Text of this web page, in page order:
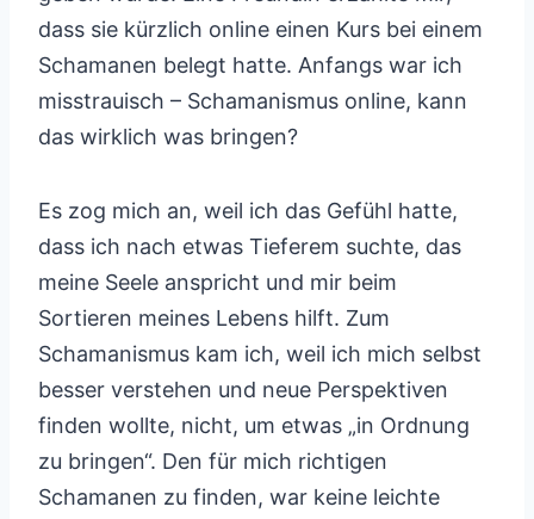
dass sie kürzlich online einen Kurs bei einem
Schamanen belegt hatte. Anfangs war ich
misstrauisch – Schamanismus online, kann
das wirklich was bringen?
Es zog mich an, weil ich das Gefühl hatte,
dass ich nach etwas Tieferem suchte, das
meine Seele anspricht und mir beim
Sortieren meines Lebens hilft. Zum
Schamanismus kam ich, weil ich mich selbst
besser verstehen und neue Perspektiven
finden wollte, nicht, um etwas „in Ordnung
zu bringen“. Den für mich richtigen
Schamanen zu finden, war keine leichte